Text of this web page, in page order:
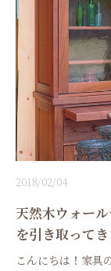
2018/02/04
天然木ウォー
を引き取ってき
こんにちは！家具